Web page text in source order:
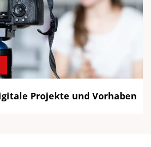
Projekte und Vorhaben